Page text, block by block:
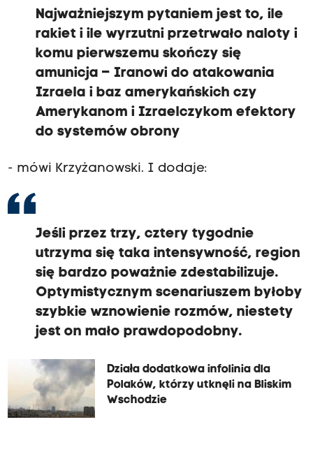
Najważniejszym pytaniem jest to, ile
rakiet i ile wyrzutni przetrwało naloty i
komu pierwszemu skończy się
amunicja – Iranowi do atakowania
Izraela i baz amerykańskich czy
Amerykanom i Izraelczykom efektory
do systemów obrony
- mówi Krzyżanowski. I dodaje:
Jeśli przez trzy, cztery tygodnie
utrzyma się taka intensywność, region
się bardzo poważnie zdestabilizuje.
Optymistycznym scenariuszem byłoby
szybkie wznowienie rozmów, niestety
jest on mało prawdopodobny.
Działa dodatkowa infolinia dla
Polaków, którzy utknęli na Bliskim
Wschodzie